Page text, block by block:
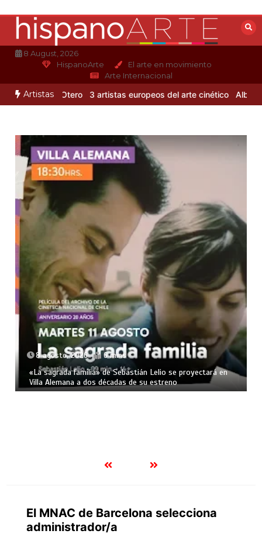
contenido
8 August, 2026
HispanoArte
El arte en movimiento
Arte Internacional
Artistas
Alejandro Otero 3 artistas europeos del arte cinético Albert
8 agosto, 2026 6 mins
«La sagrada familia» de Sebastián Lelio se proyectará en
Villa Alemana a dos décadas de su estreno
El MNAC de Barcelona selecciona
administrador/a